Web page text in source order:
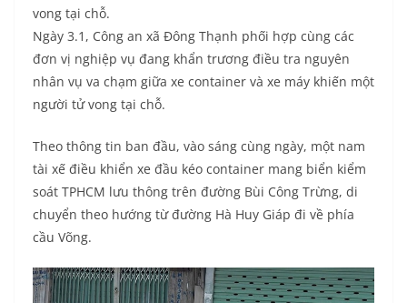
vong tại chỗ.
Ngày 3.1, Công an xã Đông Thạnh phối hợp cùng các
đơn vị nghiệp vụ đang khẩn trương điều tra nguyên
nhân vụ va chạm giữa xe container và xe máy khiến một
người tử vong tại chỗ.
Theo thông tin ban đầu, vào sáng cùng ngày, một nam
tài xế điều khiển xe đầu kéo container mang biển kiểm
soát TPHCM lưu thông trên đường Bùi Công Trừng, di
chuyển theo hướng từ đường Hà Huy Giáp đi về phía
cầu Võng.